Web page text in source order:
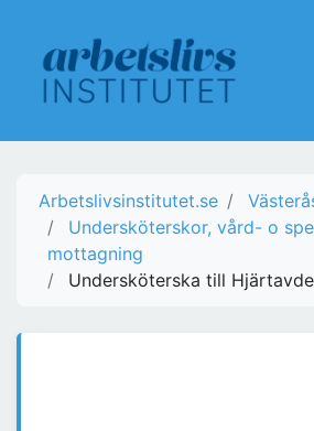
Arbetslivsinstitutet.se
Undersköterskor, vård- o
mottagning
Undersköterska till